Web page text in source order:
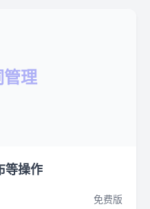
管理
等操作
免费版